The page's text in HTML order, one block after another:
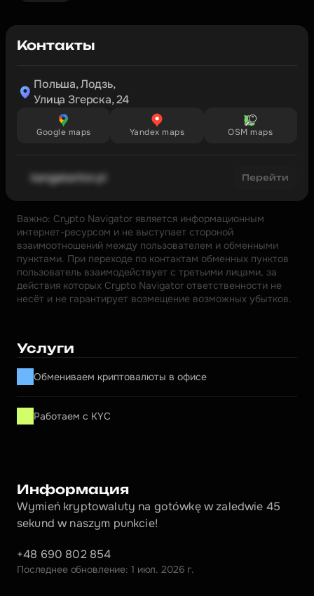
Контакты
Польша, Лодзь,
Улица Згерска, 24
Google maps Yandex maps OSM maps
kangakantor.pl Перейти
Важно: Crypto Navigator является информационным
интернет-ресурсом и не выступает стороной
взаимоотношений между пользователем и обменными
пунктами. При переходе по контактам обменных пунктов
пользователь взаимодействует с третьими лицами, за
действия которых Crypto Navigator ответственности не
несёт и не гарантирует возмещение возможных убытков.
Услуги
Обмениваем криптовалюты в офисе
Работаем с KYC
Информация
Wymień kryptowaluty na gotówkę w zaledwie 45
sekund w naszym punkcie!
+48 690 802 854
Последнее обновление: 1 июл. 2026 г.